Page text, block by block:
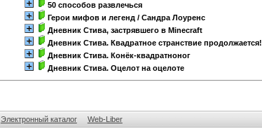
50 способов развлечься
Герои мифов и легенд / Сандра Лоуренс
Дневник Стива, застрявшего в Minecraft
Дневник Стива. Квадратное странствие продолжается!
Дневник Стива. Конёк-квадратноног
Дневник Стива. Оцелот на оцелоте
Электронный каталог Web-Liber